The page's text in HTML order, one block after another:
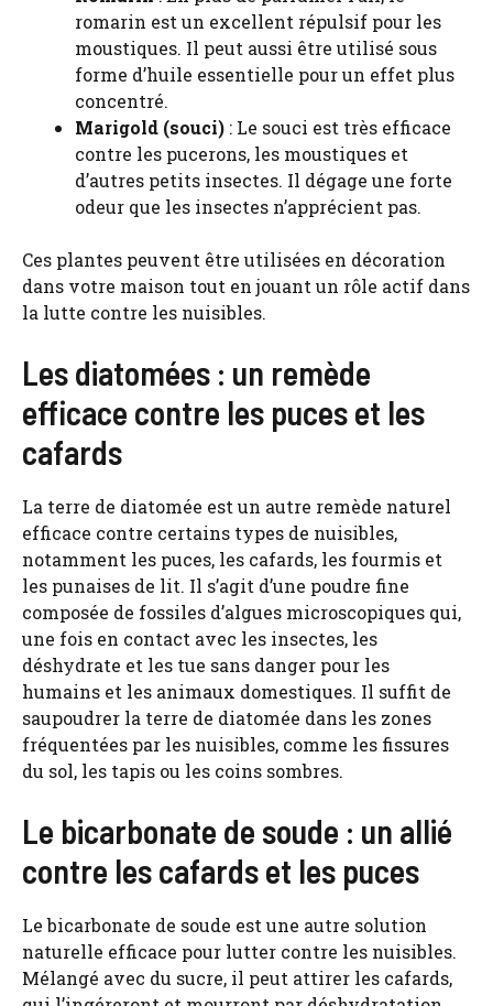
romarin est un excellent répulsif pour les
moustiques. Il peut aussi être utilisé sous
forme d’huile essentielle pour un effet plus
concentré.
Marigold (souci) : Le souci est très efficace
contre les pucerons, les moustiques et
d’autres petits insectes. Il dégage une forte
odeur que les insectes n’apprécient pas.
Ces plantes peuvent être utilisées en décoration
dans votre maison tout en jouant un rôle actif dans
la lutte contre les nuisibles.
Les diatomées : un remède
efficace contre les puces et les
cafards
La terre de diatomée est un autre remède naturel
efficace contre certains types de nuisibles,
notamment les puces, les cafards, les fourmis et
les punaises de lit. Il s’agit d’une poudre fine
composée de fossiles d’algues microscopiques qui,
une fois en contact avec les insectes, les
déshydrate et les tue sans danger pour les
humains et les animaux domestiques. Il suffit de
saupoudrer la terre de diatomée dans les zones
fréquentées par les nuisibles, comme les fissures
du sol, les tapis ou les coins sombres.
Le bicarbonate de soude : un allié
contre les cafards et les puces
Le bicarbonate de soude est une autre solution
naturelle efficace pour lutter contre les nuisibles.
Mélangé avec du sucre, il peut attirer les cafards,